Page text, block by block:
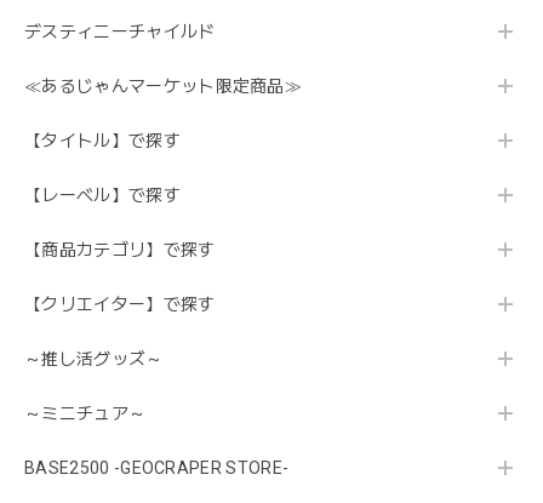
デスティニーチャイルド
≪あるじゃんマーケット限定商品≫
【タイトル】で探す
【レーベル】で探す
【商品カテゴリ】で探す
【クリエイター】で探す
～推し活グッズ～
～ミニチュア～
BASE2500 -GEOCRAPER STORE-